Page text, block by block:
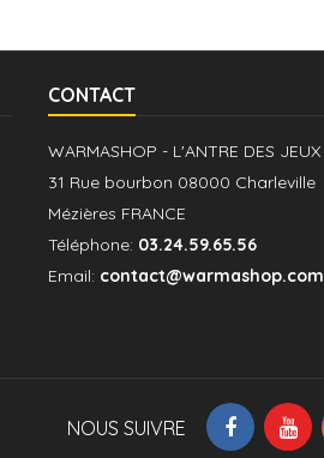
CONTACT
WARMASHOP - L'ANTRE DES JEUX
31 Rue bourbon 08000 Charleville
Mézières FRANCE
Téléphone: 03.24.59.65.56
Email: contact@warmashop.com
NOUS SUIVRE